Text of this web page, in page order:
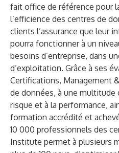
fait office de référence pour
l’efficience des centres de
clients l’assurance que leur
pourra fonctionner à un
besoins d’entreprise, dans
d’exploitation. Grâce à ses
Certifications, Management
de données, à une multitude
risque et à la performance,
formation accrédité et
10 000 professionnels des
Institute permet à plusieurs